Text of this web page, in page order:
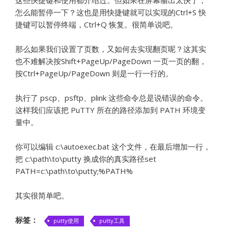
怎么能暂停一下？这也是用快捷键就可以实现的Ctrl+S 快
捷键可以暂停终端，Ctrl+Q 恢复。很简单说吧。
那么如果我们设置了页数，又如何去实现翻页呢？这其实
也不难解决按Shift+PageUp/PageDown 一页一页的翻，
按Ctrl+PageUp/PageDown 则是一行一行的。
执行了 pscp、psftp、plink 这些命令总是说错误的命令。
这样我们应该把 PuTTY 所在的路径添加到 PATH 环境变
量中。
你可以编辑 c:\autoexec.bat 这个文件，在最后增加一行，
把 c:\path\to\putty 换成你的真实路径set
PATH=c:\path\to\putty;%PATH%
其实很简单吧。
标签： putty使用 putty工具